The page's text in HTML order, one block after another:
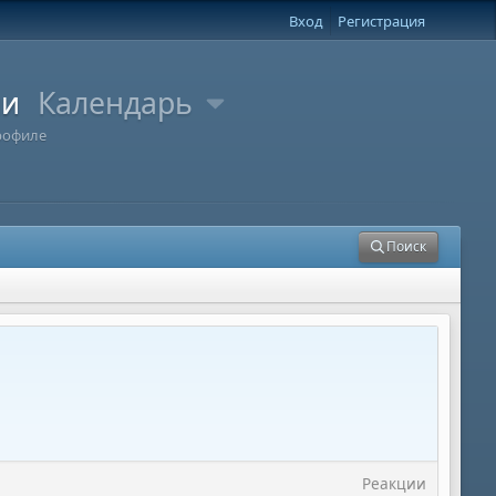
Вход Регистрация
Календарь
Поиск
Реакции